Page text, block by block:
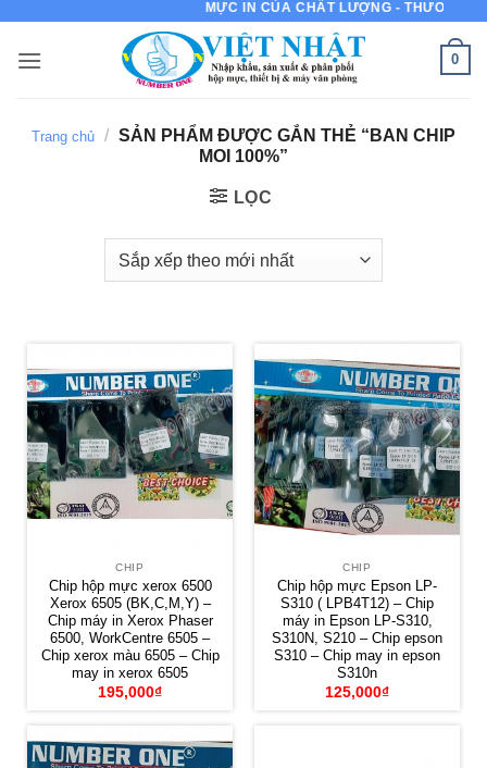
nội
MỰC IN CỦA CHẤT LƯỢNG - THƯƠNG HIỆU
0
Trang chủ / SẢN PHẨM ĐƯỢC GẮN THẺ “BAN CHIP
MOI 100%”
LỌC
CHIP
Chip hộp mực xerox 6500
Xerox 6505 (BK,C,M,Y) –
Chip máy in Xerox Phaser
6500, WorkCentre 6505 –
Chip xerox màu 6505 – Chip
may in xerox 6505
195,000₫
CHIP
Chip hộp mực Epson LP-
S310 ( LPB4T12) – Chip
máy in Epson LP-S310,
S310N, S210 – Chip epson
S310 – Chip may in epson
S310n
125,000₫